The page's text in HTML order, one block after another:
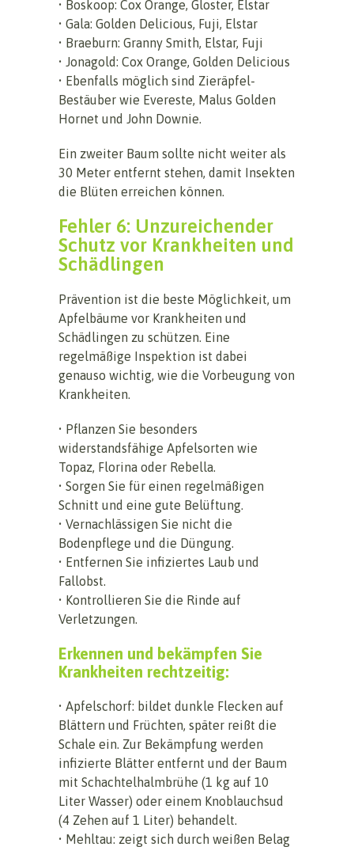
• Boskoop: Cox Orange, Gloster, Elstar
• Gala: Golden Delicious, Fuji, Elstar
• Braeburn: Granny Smith, Elstar, Fuji
• Jonagold: Cox Orange, Golden Delicious
• Ebenfalls möglich sind Zieräpfel-
Bestäuber wie Evereste, Malus Golden
Hornet und John Downie.
Ein zweiter Baum sollte nicht weiter als
30 Meter entfernt stehen, damit Insekten
die Blüten erreichen können.
Fehler 6: Unzureichender
Schutz vor Krankheiten und
Schädlingen
Prävention ist die beste Möglichkeit, um
Apfelbäume vor Krankheiten und
Schädlingen zu schützen. Eine
regelmäßige Inspektion ist dabei
genauso wichtig, wie die Vorbeugung von
Krankheiten.
• Pflanzen Sie besonders
widerstandsfähige Apfelsorten wie
Topaz, Florina oder Rebella.
• Sorgen Sie für einen regelmäßigen
Schnitt und eine gute Belüftung.
• Vernachlässigen Sie nicht die
Bodenpflege und die Düngung.
• Entfernen Sie infiziertes Laub und
Fallobst.
• Kontrollieren Sie die Rinde auf
Verletzungen.
Erkennen und bekämpfen Sie
Krankheiten rechtzeitig:
• Apfelschorf: bildet dunkle Flecken auf
Blättern und Früchten, später reißt die
Schale ein. Zur Bekämpfung werden
infizierte Blätter entfernt und der Baum
mit Schachtelhalmbrühe (1 kg auf 10
Liter Wasser) oder einem Knoblauchsud
(4 Zehen auf 1 Liter) behandelt.
• Mehltau: zeigt sich durch weißen Belag